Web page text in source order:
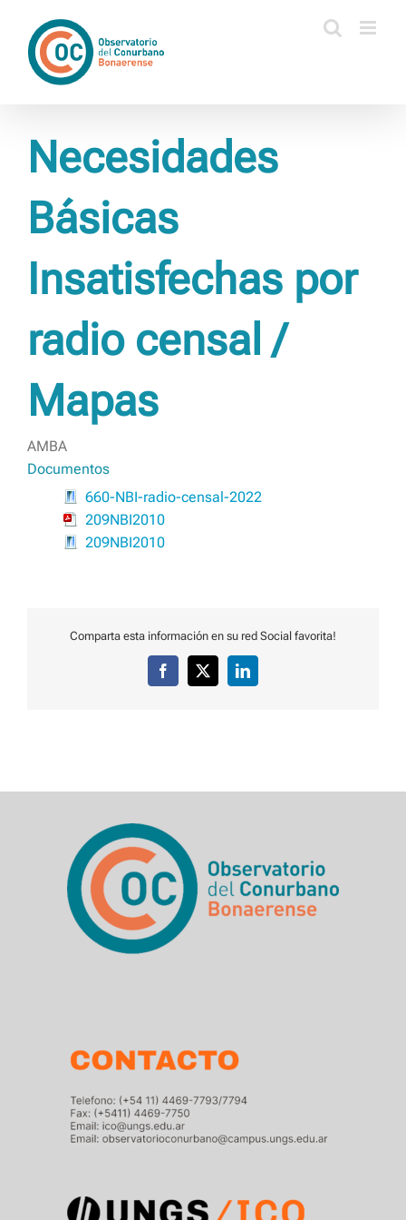
contenido
Necesidades
Básicas
Insatisfechas por
radio censal /
Mapas
AMBA
Documentos
660-NBI-radio-censal-2022
209NBI2010
209NBI2010
Comparta esta información en su red Social favorita!
Facebook
X LinkedIn